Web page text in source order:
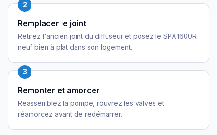
2
Remplacer le joint
Retirez l'ancien joint du diffuseur et posez le SPX1600R
neuf bien à plat dans son logement.
3
Remonter et amorcer
Réassemblez la pompe, rouvrez les valves et
réamorcez avant de redémarrer.